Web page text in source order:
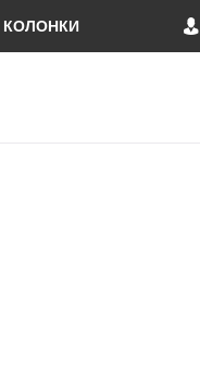
КОЛОНКИ